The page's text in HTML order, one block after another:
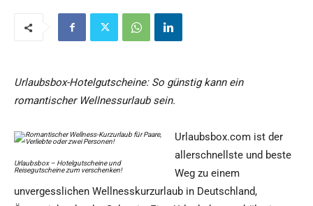
Urlaubsbox-Hotelgutscheine: So günstig kann ein
romantischer Wellnessurlaub sein.
Urlaubsbox – Hotelgutscheine und
Reisegutscheine zum verschenken!
Urlaubsbox.com ist der
allerschnellste und beste
Weg zu einem
unvergesslichen Wellnesskurzurlaub in Deutschland,